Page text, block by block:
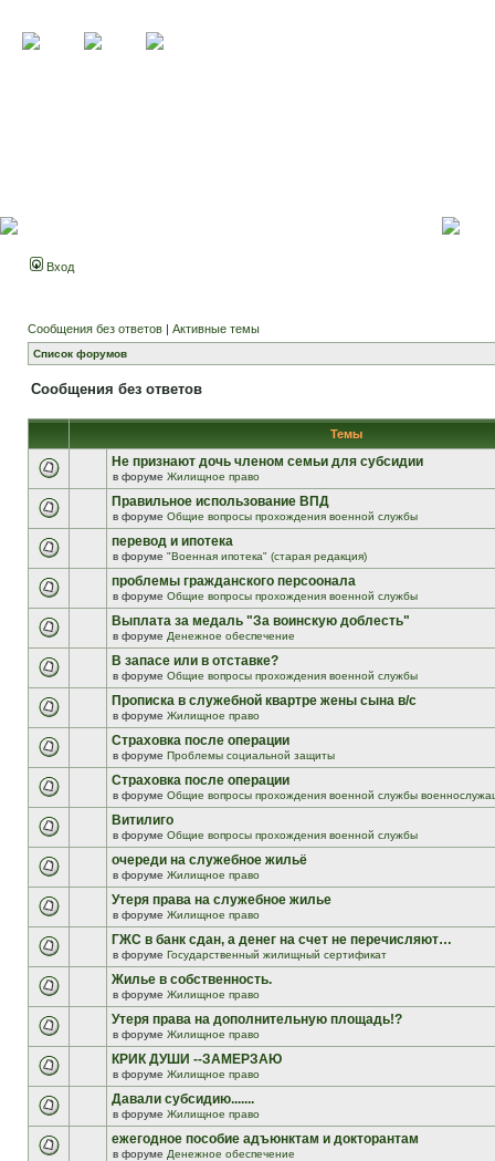
Вход
Сообщения без ответов | Активные темы
Список форумов
Сообщения без ответов
Темы
Не признают дочь членом семьи для субсидии
в форуме Жилищное право
Правильное использование ВПД
в форуме Общие вопросы прохождения военной службы
перевод и ипотека
в форуме "Военная ипотека" (старая редакция)
проблемы гражданского персоонала
в форуме Общие вопросы прохождения военной службы
Выплата за медаль "За воинскую доблесть"
в форуме Денежное обеспечение
В запасе или в отставке?
в форуме Общие вопросы прохождения военной службы
Прописка в служебной квартре жены сына в/с
в форуме Жилищное право
Страховка после операции
в форуме Проблемы социальной защиты
Страховка после операции
в форуме Общие вопросы прохождения военной службы
Витилиго
в форуме Общие вопросы прохождения военной службы
очереди на служебное жильё
в форуме Жилищное право
Утеря права на служебное жилье
в форуме Жилищное право
ГЖС в банк сдан, а денег на счет не перечисляют…
в форуме Государственный жилищный сертификат
Жилье в собственность.
в форуме Жилищное право
Утеря права на дополнительную площадь!?
в форуме Жилищное право
КРИК ДУШИ --ЗАМЕРЗАЮ
в форуме Жилищное право
Давали субсидию.......
в форуме Жилищное право
ежегодное пособие адъюнктам и докторантам
в форуме Денежное обеспечение